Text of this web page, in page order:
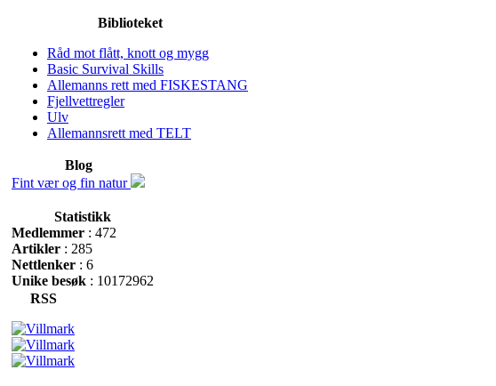
Biblioteket
Råd mot flått, knott og mygg
Basic Survival Skills
Allemanns rett med FISKESTANG
Fjellvettregler
Ulv
Allemannsrett med TELT
Blog
Fint vær og fin natur
Statistikk
Medlemmer : 472
Artikler : 285
Nettlenker : 6
Unike besøk : 10172962
RSS